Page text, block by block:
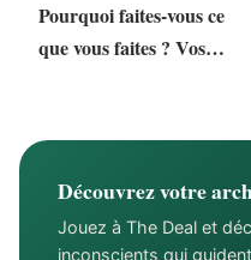
Pourquoi faites-vous ce
que vous faites ? Vos
Découvrez votre
Jouez à The Deal et
inconscients qui